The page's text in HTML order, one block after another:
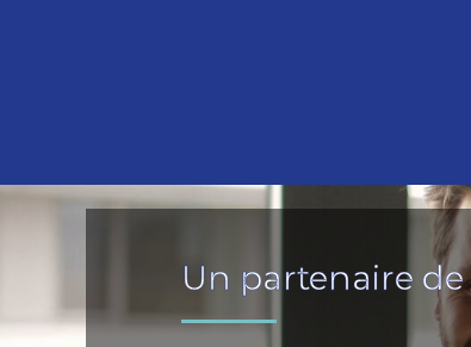
Un partenaire